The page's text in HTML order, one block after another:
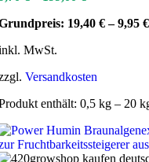
19,40 €–9,95 €
MwSt.
Versandkosten
enthält: 0,5 kg – 20